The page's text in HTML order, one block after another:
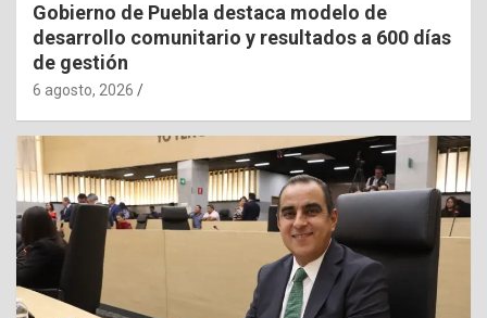
Gobierno de Puebla destaca modelo de
desarrollo comunitario y resultados a 600 días
de gestión
6 agosto, 2026